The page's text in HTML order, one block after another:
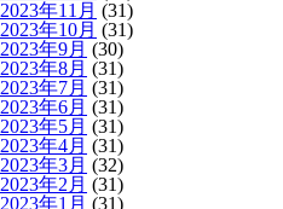
2023年11月 (31)
2023年10月 (31)
2023年9月 (30)
2023年8月 (31)
2023年7月 (31)
2023年6月 (31)
2023年5月 (31)
2023年4月 (31)
2023年3月 (32)
2023年2月 (31)
2023年1月 (31)